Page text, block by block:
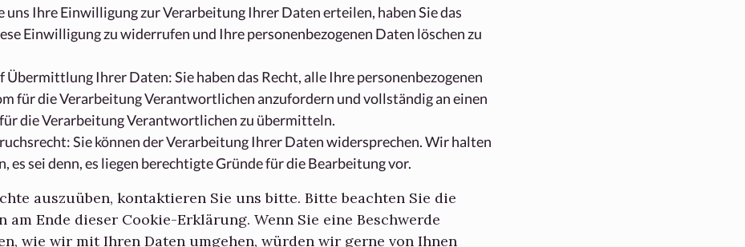
uns Ihre Einwilligung zur Verarbeitung Ihrer Daten erteilen, haben Sie das
Einwilligung zu widerrufen und Ihre personenbezogenen Daten löschen zu
Übermittlung Ihrer Daten: Sie haben das Recht, alle Ihre personenbezogenen
für die Verarbeitung Verantwortlichen anzufordern und vollständig an einen
die Verarbeitung Verantwortlichen zu übermitteln.
Sie können der Verarbeitung Ihrer Daten widersprechen. Wir halten
es sei denn, es liegen berechtigte Gründe für die Bearbeitung vor.
auszuüben, kontaktieren Sie uns bitte. Bitte beachten Sie die
am Ende dieser Cookie-Erklärung. Wenn Sie eine Beschwerde
wie wir mit Ihren Daten umgehen, würden wir gerne von Ihnen